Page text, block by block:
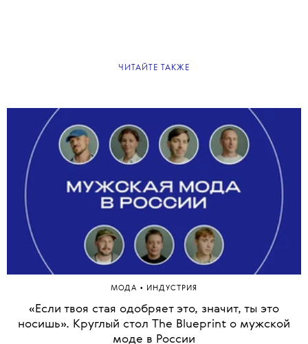
ЧИТАЙТЕ ТАКЖЕ
МОДА • ИНДУСТРИЯ
«Если твоя стая одобряет это, значит, ты это
носишь». Круглый стол The Blueprint о мужской
моде в России